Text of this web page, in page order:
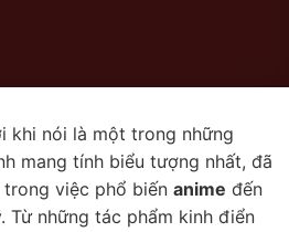
khi nói là một trong những
mang tính biểu tượng nhất, đã
việc phổ biến anime đến
Từ những tác phẩm kinh điển